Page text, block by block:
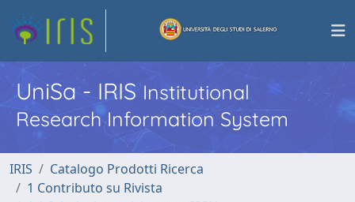
UniSa - IRISInstitutional
Research Information System
IRIS
Catalogo Prodotti Ricerca
1 Contributo su Rivista